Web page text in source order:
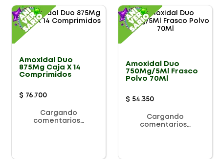
Amoxidal Duo
875Mg Caja X 14
Comprimidos
$ 76.700
Cargando
comentarios…
Amoxidal Duo
750Mg/5Ml Frasco
Polvo 70Ml
$ 54.350
Cargando
comentarios…